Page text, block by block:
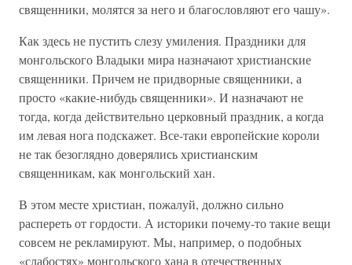
священники, молятся за него и благословляют его чашу».
Как здесь не пустить слезу умиления. Праздники для
монгольского Владыки мира назначают христианские
священники. Причем не придворные священники, а
просто «какие-нибудь священники». И назначают не
тогда, когда действительно церковный праздник, а когда
им левая нога подскажет. Все-таки европейские короли
не так безоглядно доверялись христианским
священникам, как монгольский хан.
В этом месте христиан, пожалуй, должно сильно
распереть от гордости. А историки почему-то такие вещи
совсем не рекламируют. Мы, например, о подобных
«слабостях» монгольского хана в отечественных